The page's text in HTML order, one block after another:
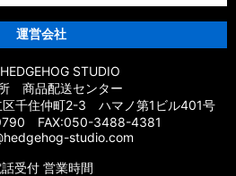
［EXSENCE CI4+］対応 カス
EXSENCE］対応 カスタムパーツ
［EXSENCE LB］対応 カスタム
運営会社
STUDIO
商品配送センター
千住仲町2-3 ハマノ第1ビル401号
FAX:050-3488-4381
studio.com
受付 営業時間